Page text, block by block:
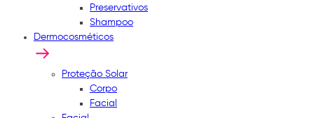
Preservativos
Shampoo
Dermocosméticos
Proteção Solar
Corpo
Facial